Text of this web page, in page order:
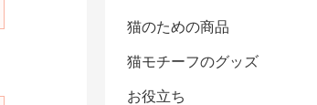
猫のための商品
猫モチーフのグッズ
お役立ち